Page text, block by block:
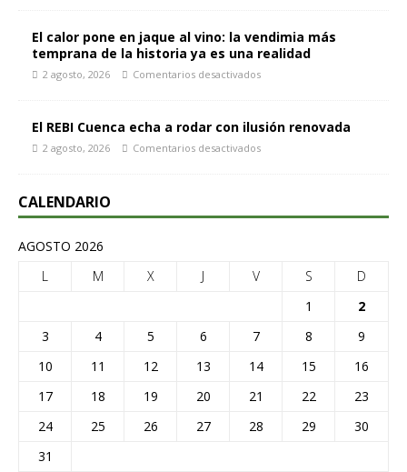
El calor pone en jaque al vino: la vendimia más
temprana de la historia ya es una realidad
2 agosto, 2026 Comentarios desactivados
El REBI Cuenca echa a rodar con ilusión renovada
2 agosto, 2026 Comentarios desactivados
CALENDARIO
AGOSTO 2026
L
M X J V S
D
1
2
3
4 5 6 7 8
9
10
11 12 13 14 15
16
17
18 19 20 21 22
23
24
25 26 27 28 29
30
31